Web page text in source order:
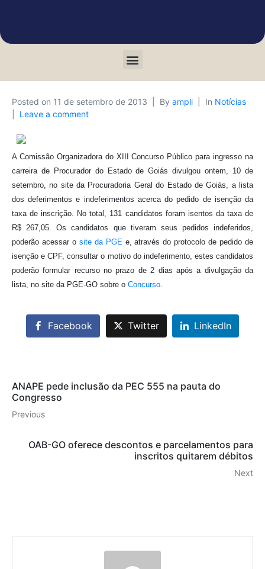
Posted on 11 de setembro de 2013 By ampli In Notícias
Leave a comment
A Comissão Organizadora do XIII Concurso Público para ingresso na
carreira de Procurador do Estado de Goiás divulgou ontem, 10 de
setembro, no site da Procuradoria Geral do Estado de Goiás, a lista
dos deferimentos e indeferimentos acerca do pedido de isenção da
taxa de inscrição. No total, 131 candidatos foram isentos da taxa de
R$ 267,05. Os candidatos que tiveram seus pedidos indeferidos,
poderão acessar o site da PGEe, através do protocolo de pedido de
isenção e CPF, consultar o motivo do indeferimento, estes candidatos
poderão formular recurso no prazo de 2 dias após a divulgação da
lista, no site da PGE-GO sobre o Concurso.
Facebook Twitter LinkedIn
ANAPE pede inclusão da PEC 555 na pauta do
Congresso
Previous
OAB-GO oferece descontos e parcelamentos para
inscritos quitarem débitos
Next